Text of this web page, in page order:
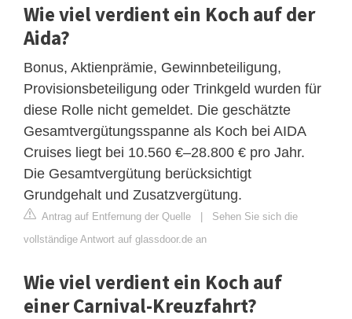
Wie viel verdient ein Koch auf der
Aida?
Bonus, Aktienprämie, Gewinnbeteiligung,
Provisionsbeteiligung oder Trinkgeld wurden für
diese Rolle nicht gemeldet. Die geschätzte
Gesamtvergütungsspanne als Koch bei AIDA
Cruises liegt bei 10.560 €–28.800 € pro Jahr.
Die Gesamtvergütung berücksichtigt
Grundgehalt und Zusatzvergütung.
Antrag auf Entfernung der Quelle | Sehen Sie sich die
vollständige Antwort auf glassdoor.de an
Wie viel verdient ein Koch auf
einer Carnival-Kreuzfahrt?